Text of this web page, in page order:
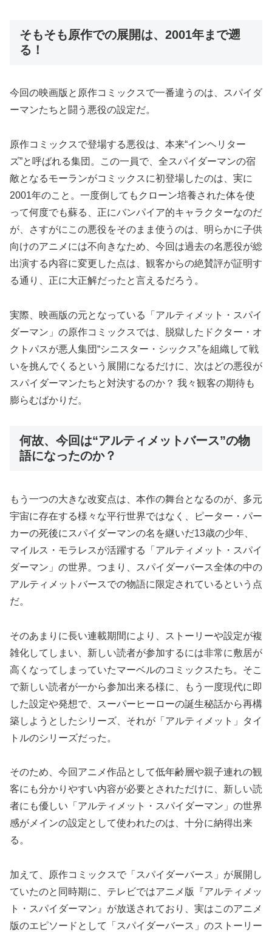
そもそも原作での展開は、2001年まで遡
る！
今回の映画版と原作コミックスで一番違うのは、スパイダ
ーマンたちと闘う悪役の設定だ。
原作コミックスで登場する悪役は、本来“インヘリター
ズ”と呼ばれる集団。この一員で、全スパイダーマンの宿
敵となるモーランがコミックスに初登場したのは、実に
2001年のこと。一度倒してもクローン培養された体を使
って何度でも蘇る、正にバンパイア的キャラクターなのだ
が、さすがにこの悪役をそのまま使うのは、明らかに子供
向けのアニメには不向きなため、今回は過去の名悪役が総
出演する内容に変更した点は、観客からの絶賛評が証明す
る通り、正に大正解だったと言えるだろう。
実際、映画版の元となっている「アルティメット・スパイ
ダーマン」の原作コミックスでは、脱獄したドクター・オ
クトパスが悪人集団“シニスター・シックス”を組織して戦
いを挑んでくるという展開になるだけに、次はどの悪役が
スパイダーマンたちと対決するのか？ 我々観客の期待も
膨らむばかりだ。
何故、今回は“アルティメットバース”の物
語になったのか？
もう一つの大きな改変点は、本作の舞台となるのが、多元
宇宙に存在する様々な平行世界ではなく、ピーター・パー
カーの死後にスパイダーマンの名を継いだ13歳の少年、
マイルス・モラレスが活躍する「アルティメット・スパイ
ダーマン」の世界。つまり、スパイダーバース全体の中の
アルティメットバースでの物語に限定されているという点
だ。
そのあまりに長い連載期間により、ストーリーや設定が複
雑化してしまい、新しい読者が参加するには非常に敷居が
高くなってしまっていたマーベルのコミックスたち。そこ
で新しい読者が一から参加出来る様に、もう一度現代に即
した設定や発想で、スーパーヒーローの誕生秘話から再構
築しようとしたシリーズ、それが「アルティメット」タイ
トルのシリーズだった。
そのため、今回アニメ作品として低年齢層や親子連れの観
客にも分かりやすい内容が必要とされただけに、新しい読
者にも優しい「アルティメット・スパイダーマン」の世界
感がメインの設定として使われたのは、十分に納得出来
る。
加えて、原作コミックスで「スパイダーバース」が展開し
ていたのと同時期に、テレビではアニメ版『アルティメッ
ト・スパイダーマン』が放送されており、実はこのアニメ
版のエピソードとして「スパイダーバース」のストーリー